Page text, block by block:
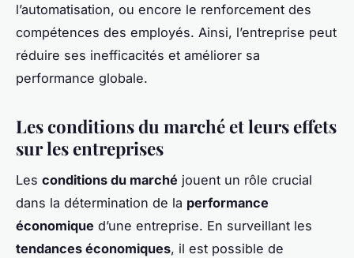
l’automatisation, ou encore le renforcement des
compétences des employés. Ainsi, l’entreprise peut
réduire ses inefficacités et améliorer sa
performance globale.
Les conditions du marché et leurs effets
sur les entreprises
Les conditions du marché jouent un rôle crucial
dans la détermination de la performance
économique d’une entreprise. En surveillant les
tendances économiques, il est possible de